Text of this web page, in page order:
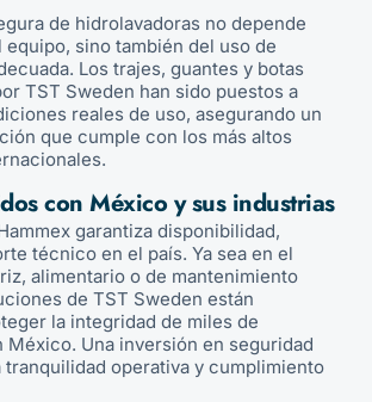
de hidrolavadoras no depende
equipo, sino también del uso de
Los trajes, guantes y botas
TST Sweden han sido puestos a
reales de uso, asegurando un
que cumple con los más altos
con México y sus industrias
garantiza disponibilidad,
técnico en el país. Ya sea en el
alimentario o de mantenimiento
de TST Sweden están
la integridad de miles de
México. Una inversión en seguridad
operativa y cumplimiento